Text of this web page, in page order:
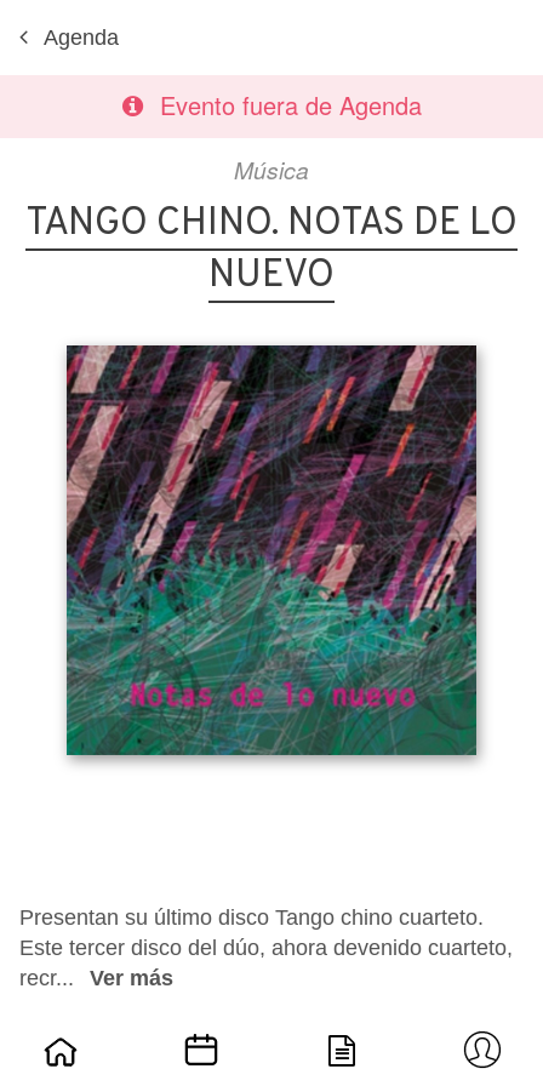
Agenda
Evento fuera de Agenda
Música
TANGO CHINO. NOTAS DE LO
NUEVO
Presentan su último disco Tango chino cuarteto.
Este tercer disco del dúo, ahora devenido cuarteto,
recr...
Ver más